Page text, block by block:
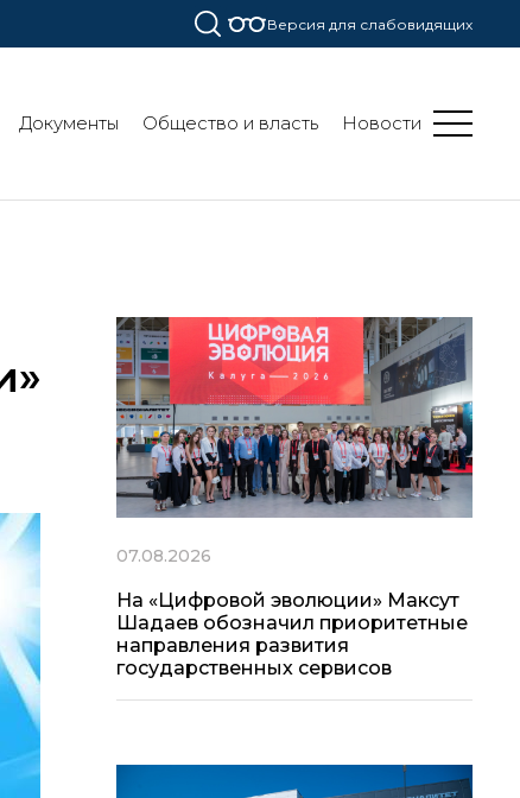
Версия для слабовидящих
Документы Общество и власть Новости
07.08.2026
На «Цифровой эволюции» Максут
Шадаев обозначил приоритетные
направления развития
государственных сервисов